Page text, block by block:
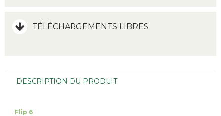
TÉLÉCHARGEMENTS LIBRES
DESCRIPTION DU PRODUIT
Flip 6